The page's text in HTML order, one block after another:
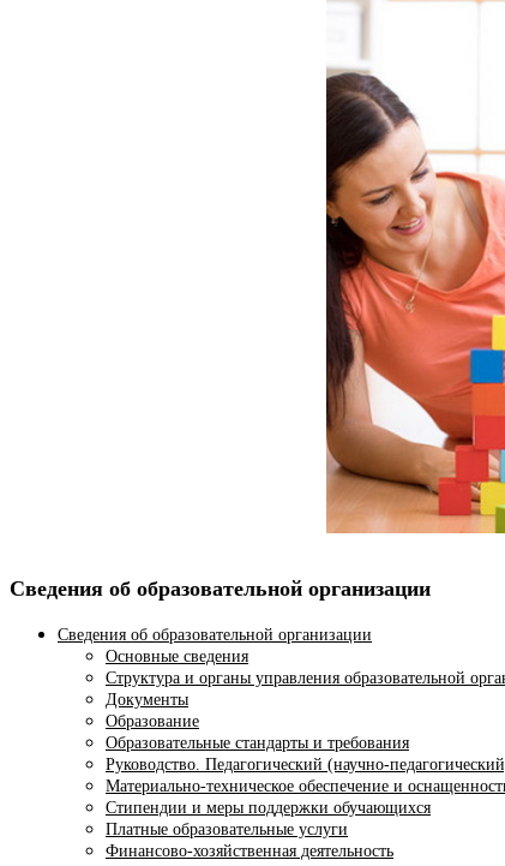
Сведения об образовательной организации
Сведения об образовательной организации
Основные сведения
Структура и органы управления образовательной
Документы
Образование
Образовательные стандарты и требования
Руководство. Педагогический (научно-
Материально-техническое обеспечение и
Стипендии и меры поддержки обучающихся
Платные образовательные услуги
Финансово-хозяйственная деятельность